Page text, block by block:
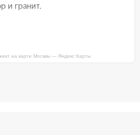
на карте Москвы — Яндекс Карты